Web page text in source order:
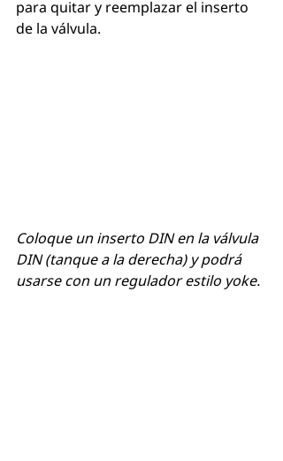
para quitar y reemplazar el inserto
de la válvula.
Coloque un inserto DIN en la válvula
DIN (tanque a la derecha) y podrá
usarse con un regulador estilo yoke.